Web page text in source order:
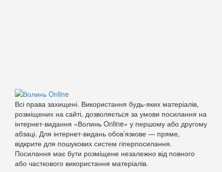
Всі права захищені. Використання будь-яких матеріалів,
розміщених на сайті, дозволяється за умови посилання на
інтернет-видання «Волинь Online» у першому або другому
абзаці. Для інтернет-видань обов’язкове — пряме,
відкрите для пошукових систем гіперпосилання.
Посилання має бути розміщене незалежно від повного
або часткового використання матеріалів.